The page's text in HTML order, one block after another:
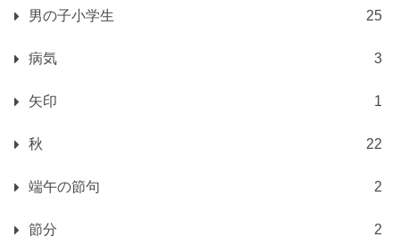
男の子小学生 25
病気 3
矢印 1
秋 22
端午の節句 2
節分 2